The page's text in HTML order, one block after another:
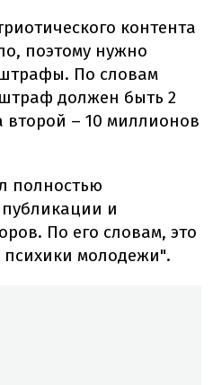
контента
поэтому нужно
По словам
должен быть 2
второй – 10 миллионов
полностью
и
По его словам, это
молодежи".